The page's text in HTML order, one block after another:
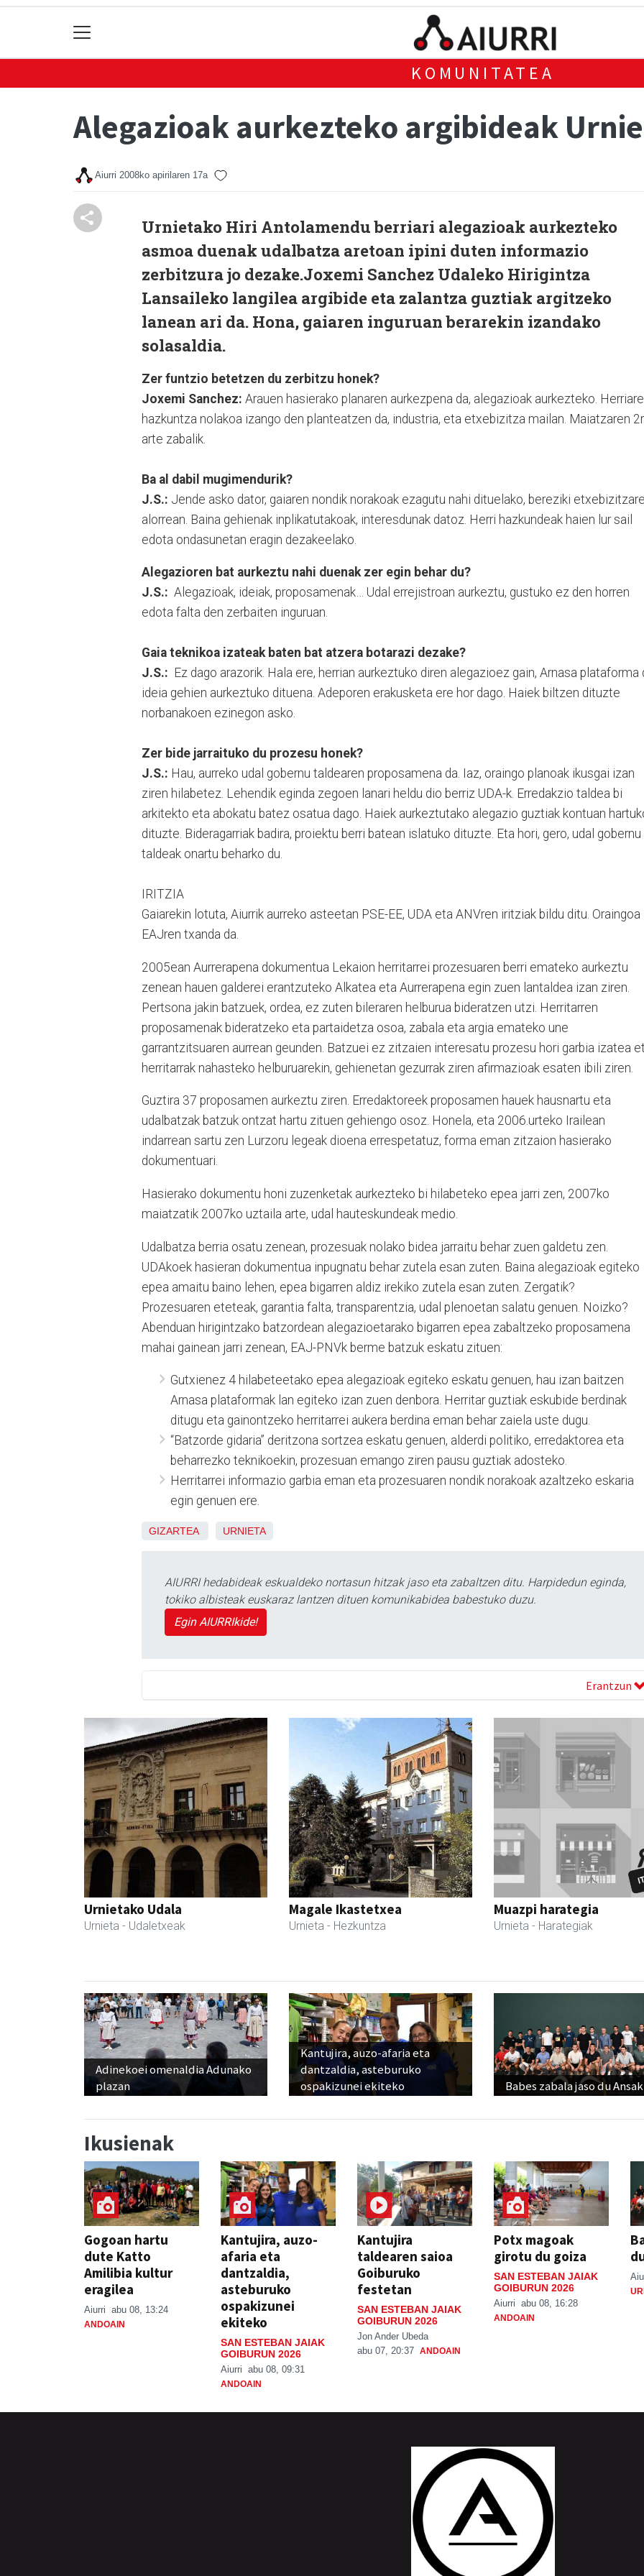
KOMUNITATEA
Alegazioak aurkezteko argibideak
Aiurri 2008ko apirilaren 17a
Urnietako Hiri Antolamendu berriari alegazioak aurkezteko
asmoa duenak udalbatza aretoan ipini duten informazio
zerbitzura jo dezake.Joxemi Sanchez Udaleko Hirigintza
Lansaileko langilea argibide eta zalantza guztiak argitzeko
lanean ari da. Hona, gaiaren inguruan berarekin izandako
solasaldia.
Zer funtzio betetzen du zerbitzu honek?
Joxemi Sanchez: Arauen hasierako planaren aurkezpena da, alegazioak aurkezteko.
hazkuntza nolakoa izango den planteatzen da, industria, eta etxebizitza mailan. Maiatzaren
arte zabalik.
Ba al dabil mugimendurik?
J.S.: Jende asko dator, gaiaren nondik norakoak ezagutu nahi dituelako, bereziki
alorrean. Baina gehienak inplikatutakoak, interesdunak datoz. Herri hazkundeak haien lur sail
edota ondasunetan eragin dezakeelako.
Alegazioren bat aurkeztu nahi duenak zer egin behar du?
J.S.: Alegazioak, ideiak, proposamenak… Udal errejistroan aurkeztu, gustuko ez den horren
edota falta den zerbaiten inguruan.
Gaia teknikoa izateak baten bat atzera botarazi dezake?
J.S.: Ez dago arazorik. Hala ere, herrian aurkeztuko diren alegazioez gain, Arnasa plataforma
ideia gehien aurkeztuko dituena. Adeporen erakusketa ere hor dago. Haiek biltzen dituzte
norbanakoen ezinegon asko.
Zer bide jarraituko du prozesu honek?
J.S.: Hau, aurreko udal gobernu taldearen proposamena da. Iaz, oraingo planoak ikusgai izan
ziren hilabetez. Lehendik eginda zegoen lanari heldu dio berriz UDA-k. Erredakzio taldea bi
arkitekto eta abokatu batez osatua dago. Haiek aurkeztutako alegazio guztiak kontuan
dituzte. Bideragarriak badira, proiektu berri batean islatuko dituzte. Eta hori, gero, udal gobernu
taldeak onartu beharko du.
IRITZIA
Gaiarekin lotuta, Aiurrik aurreko asteetan PSE-EE, UDA eta ANVren iritziak bildu ditu. Oraingoa
EAJren txanda da.
2005ean Aurrerapena dokumentua Lekaion herritarrei prozesuaren berri emateko aurkeztu
zenean hauen galderei erantzuteko Alkatea eta Aurrerapena egin zuen lantaldea izan ziren.
Pertsona jakin batzuek, ordea, ez zuten bileraren helburua bideratzen utzi. Herritarren
proposamenak bideratzeko eta partaidetza osoa, zabala eta argia emateko une
garrantzitsuaren aurrean geunden. Batzuei ez zitzaien interesatu prozesu hori garbia izatea
herritarrak nahasteko helburuarekin, gehienetan gezurrak ziren afirmazioak esaten ibili ziren.
Guztira 37 proposamen aurkeztu ziren. Erredaktoreek proposamen hauek hausnartu eta
udalbatzak batzuk ontzat hartu zituen gehiengo osoz. Honela, eta 2006.urteko Irailean
indarrean sartu zen Lurzoru legeak dioena errespetatuz, forma eman zitzaion hasierako
dokumentuari.
Hasierako dokumentu honi zuzenketak aurkezteko bi hilabeteko epea jarri zen, 2007ko
maiatzatik 2007ko uztaila arte, udal hauteskundeak medio.
Udalbatza berria osatu zenean, prozesuak nolako bidea jarraitu behar zuen galdetu zen.
UDAkoek hasieran dokumentua inpugnatu behar zutela esan zuten. Baina alegazioak egiteko
epea amaitu baino lehen, epea bigarren aldiz irekiko zutela esan zuten. Zergatik?
Prozesuaren eteteak, garantia falta, transparentzia, udal plenoetan salatu genuen. Noizko?
Abenduan hirigintzako batzordean alegazioetarako bigarren epea zabaltzeko proposamena
mahai gainean jarri zenean, EAJ-PNVk berme batzuk eskatu zituen:
Gutxienez 4 hilabeteetako epea alegazioak egiteko eskatu genuen, hau izan baitzen
Arnasa plataformak lan egiteko izan zuen denbora. Herritar guztiak eskubide berdinak
ditugu eta gainontzeko herritarrei aukera berdina eman behar zaiela uste dugu.
“Batzorde gidaria” deritzona sortzea eskatu genuen, alderdi politiko, erredaktorea eta
beharrezko teknikoekin, prozesuan emango ziren pausu guztiak adosteko.
Herritarrei informazio garbia eman eta prozesuaren nondik norakoak azaltzeko eskaria
egin genuen ere.
GIZARTEA URNIETA
AIURRI hedabideak eskualdeko nortasun hitzak jaso eta zabaltzen ditu. Harpidedun eginda,
tokiko albisteak euskaraz lantzen dituen komunikabidea babestuko duzu.
Egin AIURRIkide!
Erantzun
Urnietako Udala
Urnieta - Udaletxeak
Magale Ikastetxea
Urnieta - Hezkuntza
Muazpi harategia
Urnieta - Harategiak
Adinekoei omenaldia Adunako
plazan
Kantujira, auzo-afaria eta
dantzaldia, asteburuko
ospakizunei ekiteko
Babes zabala jaso du Ansak
Ikusienak
Gogoan hartu
dute Katto
Amilibia kultur
eragilea
Aiurri abu 08, 13:24
ANDOAIN
Kantujira, auzo-
afaria eta
dantzaldia,
asteburuko
ospakizunei
ekiteko
SAN ESTEBAN JAIAK
GOIBURUN 2026
Aiurri abu 08, 09:31
ANDOAIN
Kantujira
taldearen saioa
Goiburuko
festetan
SAN ESTEBAN JAIAK
GOIBURUN 2026
Jon Ander Ubeda
abu 07, 20:37 ANDOAIN
Potx magoak
girotu du goiza
SAN ESTEBAN JAIAK
GOIBURUN 2026
Aiurri abu 08, 16:28
ANDOAIN